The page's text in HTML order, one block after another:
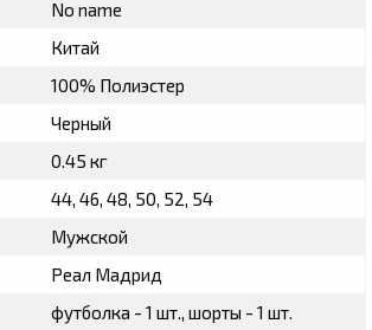
No name
Китай
100% Полиэстер
Черный
0.45 кг
44, 46, 48, 50, 52, 54
Мужской
Реал Мадрид
футболка - 1 шт., шорты - 1 шт.